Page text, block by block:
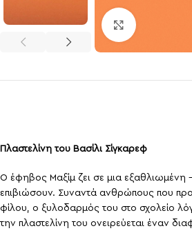
Πλαστελίνη του Βασίλι Σίγκαρεφ
Ο έφηβος Μαξίμ ζει σε μια εξαθλιωμένη
επιβιώσουν. Συναντά ανθρώπους που
φίλου, ο ξυλοδαρμός του στο σχολείο
την πλαστελίνη του ονειρεύεται έναν